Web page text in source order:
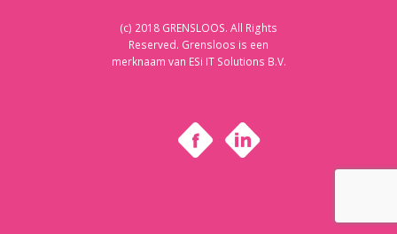
(c) 2018 GRENSLOOS. All Rights
Reserved. Grensloos is een
merknaam van ESi IT Solutions B.V.